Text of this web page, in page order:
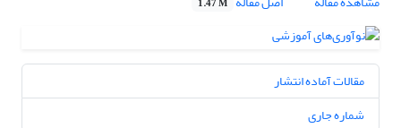
1.47 M
مقالات آماده انتشار
شماره جاری